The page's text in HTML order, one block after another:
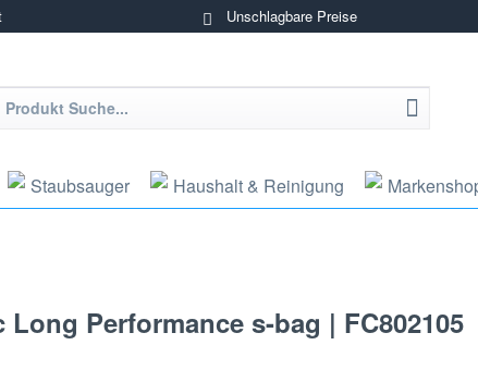
Unschlagbare Preise
Staubsauger Haushalt & Reinigung
Performance s-bag | FC802105